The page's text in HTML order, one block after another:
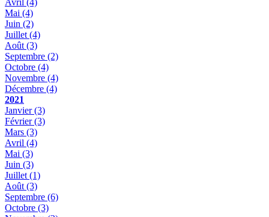
Mai (4)
Juin (2)
Juillet (4)
Août (3)
Septembre (2)
Octobre (4)
Novembre (4)
Décembre (4)
2021
Janvier(3)
Février(3)
Mars (3)
Avril (4)
Mai (3)
Juin (3)
Juillet (1)
Août (3)
Septembre (6)
Octobre (3)